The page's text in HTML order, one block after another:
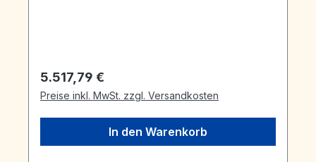
Regulärer Preis:
5.517,79 €
Preise inkl. MwSt. zzgl. Versandkosten
In den Warenkorb